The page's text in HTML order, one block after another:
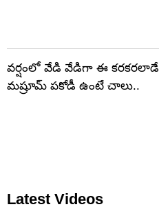
వర్షంలో వేడి వేడిగా ఈ కరకరలాడే
మష్రూమ్ పకోడీ ఉంటే చాలు..
Latest Videos